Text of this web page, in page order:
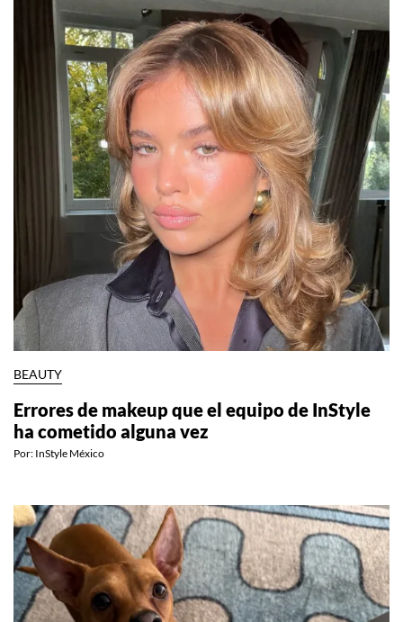
BEAUTY
Errores de makeup que el equipo de InStyle
ha cometido alguna vez
Por: InStyle México